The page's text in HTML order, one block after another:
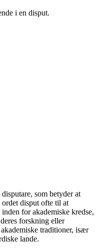
i en disput.
som betyder at
ordet disput ofte til at
for akademiske kredse,
forskning eller
traditioner, især
lande.